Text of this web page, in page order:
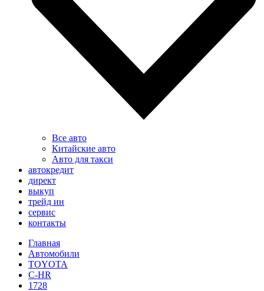
Все авто
Китайские авто
Авто для такси
автокредит
директ
выкуп
трейд ин
сервис
контакты
Главная
Автомобили
TOYOTA
C-HR
1728